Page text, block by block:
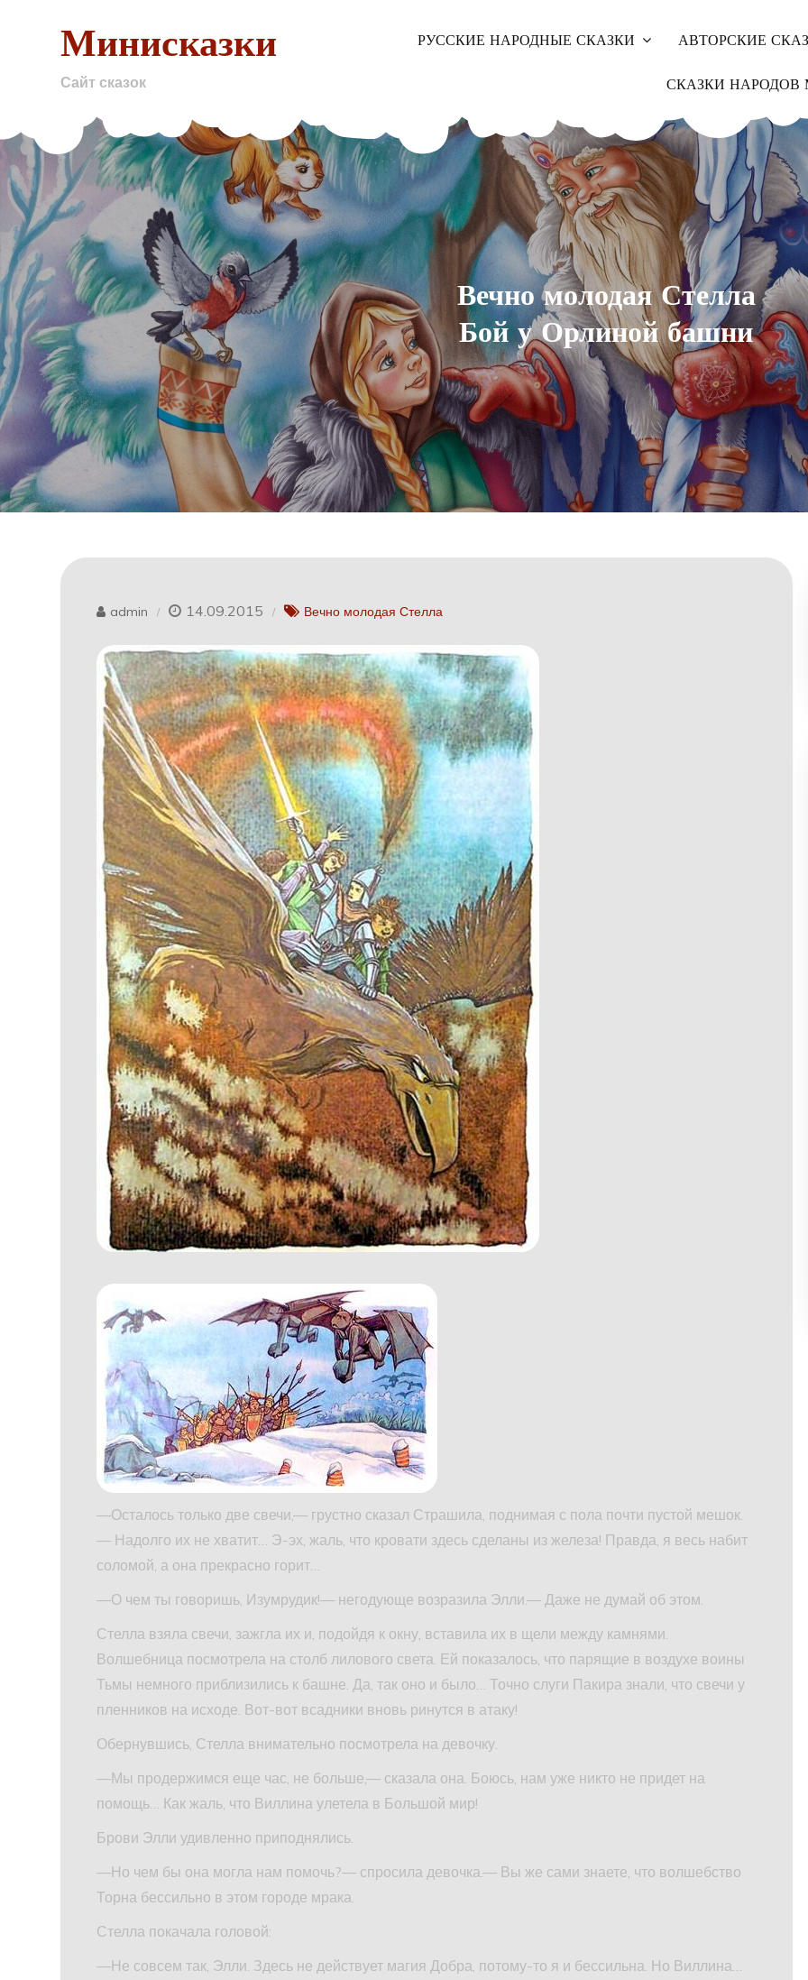
Минисказки
Сайт сказок
РУССКИЕ НАРОДНЫЕ СКАЗКИ АВТОРСКИЕ
СКАЗКИ НАРОДОВ
Вечно молодая Стелла
Бой у Орлиной башни
admin 14.09.2015 Вечно молодая Стелла
—Осталось только две свечи,— грустно сказал Страшила, поднимая с пола почти пустой мешок.
— Надолго их не хватит… Э-эх, жаль, что кровати здесь сделаны из железа! Правда, я весь набит
соломой, а она прекрасно горит…
—О чем ты говоришь, Изумрудик!— негодующе возразила Элли.— Даже не думай об этом.
Стелла взяла свечи, зажгла их и, подойдя к окну, вставила их в щели между камнями.
Волшебница посмотрела на столб лилового света. Ей показалось, что парящие в воздухе воины
Тьмы немного приблизились к башне. Да, так оно и было… Точно слуги Пакира знали, что свечи у
пленников на исходе. Вот-вот всадники вновь ринутся в атаку!
Обернувшись, Стелла внимательно посмотрела на девочку.
—Мы продержимся еще час, не больше,— сказала она. Боюсь, нам уже никто не придет на
помощь… Как жаль, что Виллина улетела в Большой мир!
Брови Элли удивленно приподнялись.
—Но чем бы она могла нам помочь?— спросила девочка.— Вы же сами знаете, что волшебство
Торна бессильно в этом городе мрака.
Стелла покачала головой:
—Не совсем так, Элли. Здесь не действует магия Добра, потому-то я и бессильна. Но Виллина…